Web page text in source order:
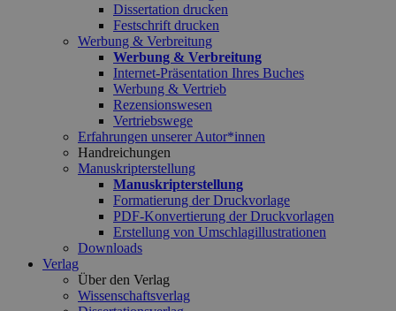
Dissertation drucken
Festschrift drucken
Werbung & Verbreitung
Werbung & Verbreitung
Internet-Präsentation Ihres Buches
Werbung & Vertrieb
Rezensionswesen
Vertriebswege
Erfahrungen unserer Autor*innen
Handreichungen
Manuskripterstellung
Manuskripterstellung
Formatierung der Druckvorlage
PDF-Konvertierung der Druckvorlagen
Erstellung von Umschlagillustrationen
Downloads
Verlag
Über den Verlag
Wissenschaftsverlag